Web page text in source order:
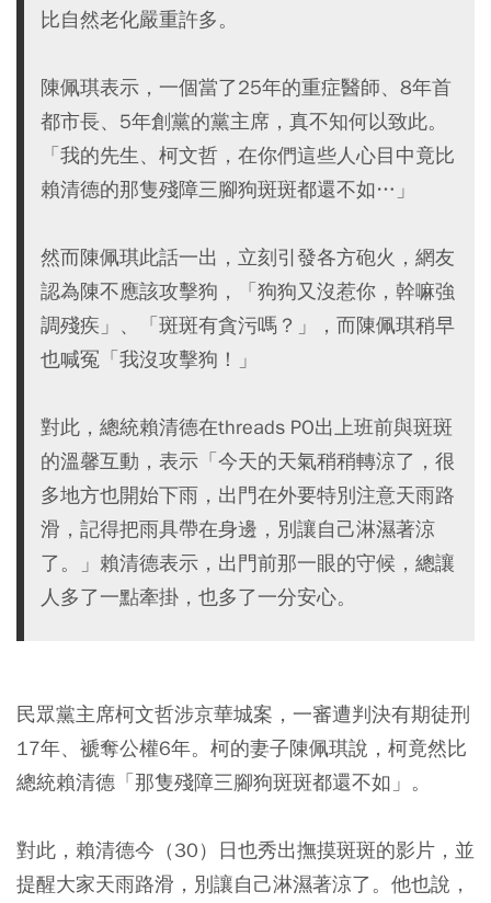
比自然老化嚴重許多。
陳佩琪表示，一個當了25年的重症醫師、8年首
都市長、5年創黨的黨主席，真不知何以致此。
「我的先生、柯文哲，在你們這些人心目中竟比
賴清德的那隻殘障三腳狗斑斑都還不如…」
然而陳佩琪此話一出，立刻引發各方砲火，網友
認為陳不應該攻擊狗，「狗狗又沒惹你，幹嘛強
調殘疾」、「斑斑有貪污嗎？」，而陳佩琪稍早
也喊冤「我沒攻擊狗！」
對此，總統賴清德在threads PO出上班前與斑斑
的溫馨互動，表示「今天的天氣稍稍轉涼了，很
多地方也開始下雨，出門在外要特別注意天雨路
滑，記得把雨具帶在身邊，別讓自己淋濕著涼
了。」賴清德表示，出門前那一眼的守候，總讓
人多了一點牽掛，也多了一分安心。
民眾黨主席柯文哲涉京華城案，一審遭判決有期徒刑
17年、褫奪公權6年。柯的妻子陳佩琪說，柯竟然比
總統賴清德「那隻殘障三腳狗斑斑都還不如」。
對此，賴清德今（30）日也秀出撫摸斑斑的影片，並
提醒大家天雨路滑，別讓自己淋濕著涼了。他也說，